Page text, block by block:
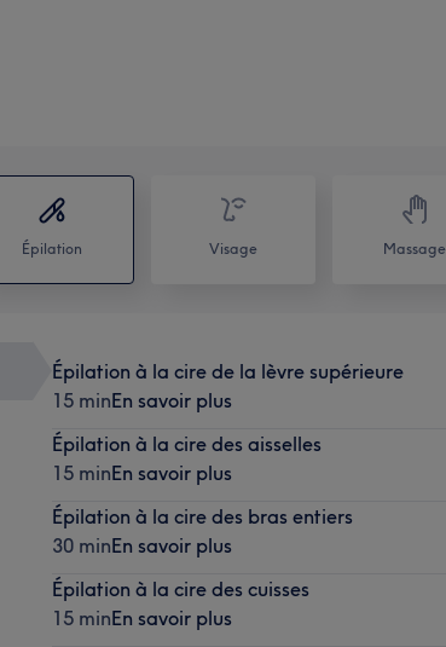
Épilation Visage Massage
Épilation à la cire de la lèvre supérieure
15 minEn savoir plus
Épilation à la cire des aisselles
15 minEn savoir plus
Épilation à la cire des bras entiers
30 minEn savoir plus
Épilation à la cire des cuisses
15 minEn savoir plus